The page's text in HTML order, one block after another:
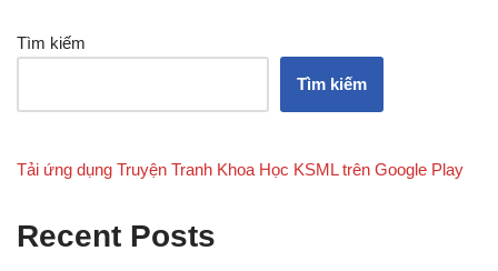
Tìm kiếm
Tìm kiếm
Tải ứng dụng Truyện Tranh Khoa Học KSML trên Google Play
Recent Posts